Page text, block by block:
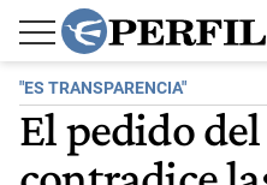
"ES TRANSPARENCIA"
El pedido